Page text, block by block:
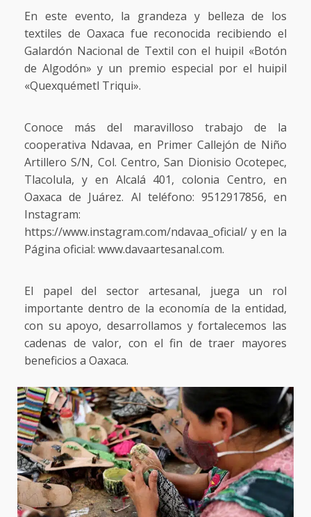
En este evento, la grandeza y belleza de los
textiles de Oaxaca fue reconocida recibiendo el
Galardón Nacional de Textil con el huipil «Botón
de Algodón» y un premio especial por el huipil
«Quexquémetl Triqui».
Conoce más del maravilloso trabajo de la
cooperativa Ndavaa, en Primer Callejón de Niño
Artillero S/N, Col. Centro, San Dionisio Ocotepec,
Tlacolula, y en Alcalá 401, colonia Centro, en
Oaxaca de Juárez. Al teléfono: 9512917856, en
Instagram:
https://www.instagram.com/ndavaa_oficial/ y en la
Página oficial: www.davaartesanal.com.
El papel del sector artesanal, juega un rol
importante dentro de la economía de la entidad,
con su apoyo, desarrollamos y fortalecemos las
cadenas de valor, con el fin de traer mayores
beneficios a Oaxaca.